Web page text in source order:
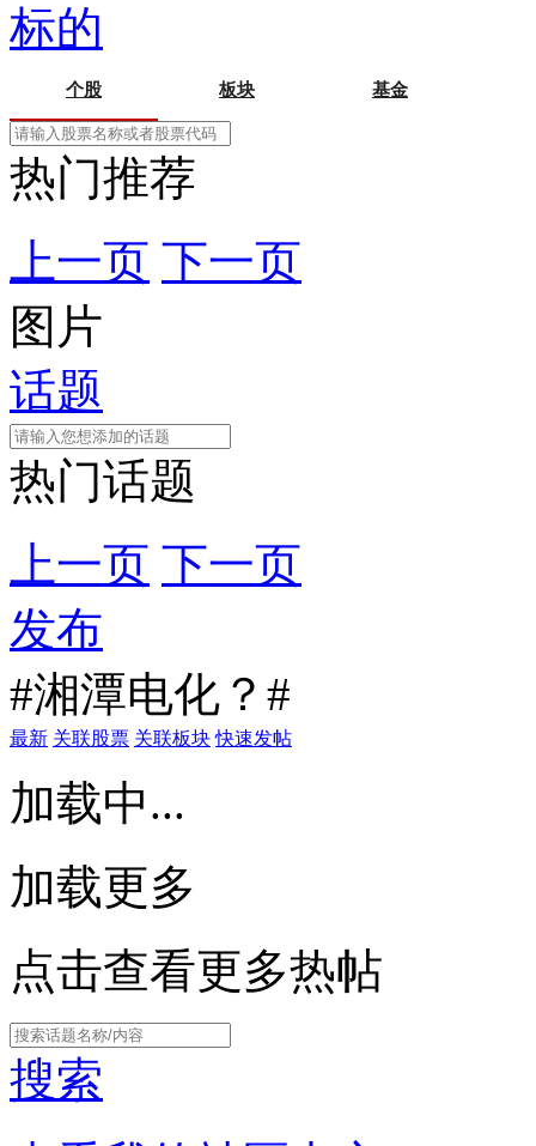
标的
个股 板块 基金
热门推荐
上一页 下一页
图片
话题
热门话题
上一页 下一页
发布
#湘潭电化？#
最新 关联股票 关联板块 快速发帖
加载中...
加载更多
点击查看更多热帖
搜索